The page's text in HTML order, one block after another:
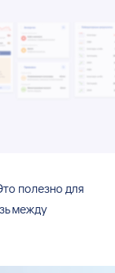
полезно для
между